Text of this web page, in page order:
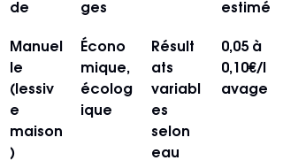
de
ges
estimé
Manuel
le
(lessiv
e
maison
)
Écono
mique,
écolog
ique
Résult
ats
variabl
es
selon
eau
0,05 à
0,10€/l
avage